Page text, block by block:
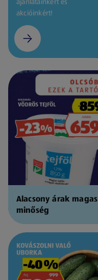
akcióinkért!
Alacsony árak magas
minőség